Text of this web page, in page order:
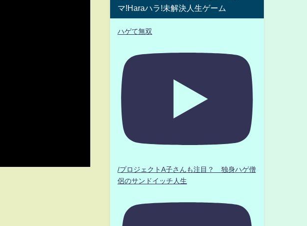
マ!Haraハラ!未解決人生ゲーム
ハゲて無双
/プロジェクトA子さんも注目？ 独身ハゲ僧
侶のサンドイッチ人生